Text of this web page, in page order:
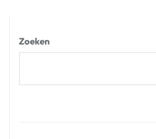
Zoeken